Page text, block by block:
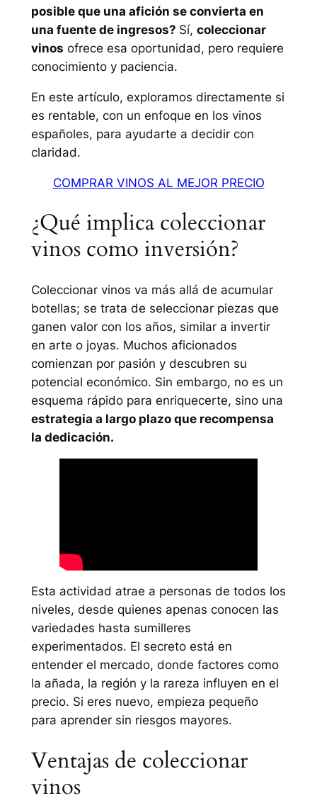
posible que una afición se convierta en
una fuente de ingresos? Sí, coleccionar
vinos ofrece esa oportunidad, pero requiere
conocimiento y paciencia.
En este artículo, exploramos directamente si
es rentable, con un enfoque en los vinos
españoles, para ayudarte a decidir con
claridad.
COMPRAR VINOS AL MEJOR PRECIO
¿Qué implica coleccionar
vinos como inversión?
Coleccionar vinos va más allá de acumular
botellas; se trata de seleccionar piezas que
ganen valor con los años, similar a invertir
en arte o joyas. Muchos aficionados
comienzan por pasión y descubren su
potencial económico. Sin embargo, no es un
esquema rápido para enriquecerte, sino una
estrategia a largo plazo que recompensa
la dedicación.
Esta actividad atrae a personas de todos los
niveles, desde quienes apenas conocen las
variedades hasta sumilleres
experimentados. El secreto está en
entender el mercado, donde factores como
la añada, la región y la rareza influyen en el
precio. Si eres nuevo, empieza pequeño
para aprender sin riesgos mayores.
Ventajas de coleccionar
vinos